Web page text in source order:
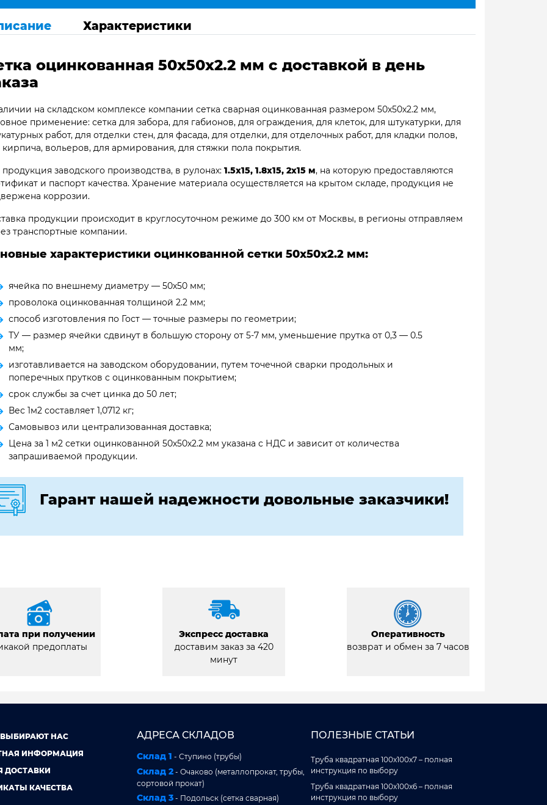
Характеристики
оцинкованная 50х50х2.2 мм с доставкой в день
на складском комплексе компании сетка сварная оцинкованная размером 50х50х2.2 мм,
применение: сетка для забора, для габионов, для ограждения, для клеток, для штукатурки, для
работ, для отделки стен, для фасада, для отделки, для отделочных работ, для кладки полов,
кирпича, вольеров, для армирования, для стяжки пола покрытия.
продукция заводского производства, в рулонах: 1.5х15, 1.8х15, 2х15 м, на которую предоставляются
и паспорт качества. Хранение материала осуществляется на крытом складе, продукция не
коррозии.
продукции происходит в круглосуточном режиме до 300 км от Москвы, в регионы отправляем
транспортные компании.
характеристики оцинкованной сетки 50х50х2.2 мм:
ячейка по внешнему диаметру — 50х50 мм;
проволока оцинкованная толщиной 2.2 мм;
способ изготовления по Гост — точные размеры по геометрии;
ТУ — размер ячейки сдвинут в большую сторону от 5-7 мм, уменьшение прутка от 0,3 — 0.5
мм;
изготавливается на заводском оборудовании, путем точечной сварки продольных и
поперечных прутков с оцинкованным покрытием;
срок службы за счет цинка до 50 лет;
Вес 1м2 составляет 1,0712 кг;
Самовывоз или централизованная доставка;
Цена за 1 м2 сетки оцинкованной 50х50х2.2 мм указана с НДС и зависит от количества
запрашиваемой продукции.
Гарант нашей надежности довольные заказчики!
при получении
предоплаты
Экспресс доставка
доставим заказ за 420
минут
Оперативность
возврат и обмен за 7 часов
НАС
ИНФОРМАЦИЯ
ДОСТАВКИ
КАЧЕСТВА
АДРЕСА СКЛАДОВ
Склад 1 - Ступино (трубы)
Склад 2 - Очаково (металлопрокат, трубы,
сортовой прокат)
Склад 3 - Подольск (сетка сварная)
ПОЛЕЗНЫЕ СТАТЬИ
Труба квадратная 100x100x7 – полная
инструкция по выбору
Труба квадратная 100x100x6 – полная
инструкция по выбору